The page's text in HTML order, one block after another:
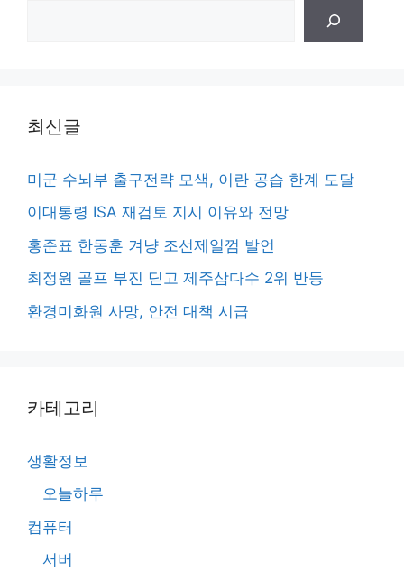
최신글
미군 수뇌부 출구전략 모색, 이란 공습 한계 도달
이대통령 ISA 재검토 지시 이유와 전망
홍준표 한동훈 겨냥 조선제일껌 발언
최정원 골프 부진 딛고 제주삼다수 2위 반등
환경미화원 사망, 안전 대책 시급
카테고리
생활정보
오늘하루
컴퓨터
서버